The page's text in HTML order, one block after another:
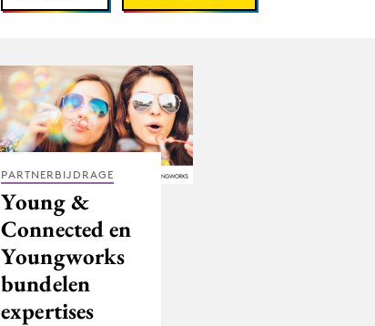
PARTNERBIJDRAGE
Young &
Connected en
Youngworks
bundelen
expertises